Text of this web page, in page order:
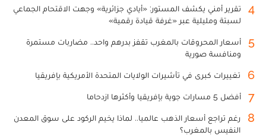
4
تقرير أمني يكشف المستور: «أيادي جزائرية» وجهت الاقتحام الجماعي
لسبتة ومليلية عبر «غرفة قيادة رقمية»
5
أسعار المحروقات بالمغرب تقفز بدرهم واحد.. مضاربات مستمرة
ومنافسة صورية
6 تغييرات كبرى في تأشيرات الولايات المتحدة الأمريكية بإفريقيا
7 أفضل 5 مسارات جوية بإفريقيا وأكثرها ازدحاما
8
رغم تراجع أسعار الذهب عالميا.. لماذا يخيم الركود على سوق المعدن
النفيس بالمغرب؟